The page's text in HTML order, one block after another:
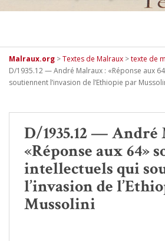
Malraux.org >Textes de Malraux >texte de
D/1935.12 — André Malraux : «Réponse aux
soutiennent l’invasion de l’Ethiopie par
D/1935.12 —
«Réponse aux 64»
intellectuels qui
l’invasion de
Mussolini